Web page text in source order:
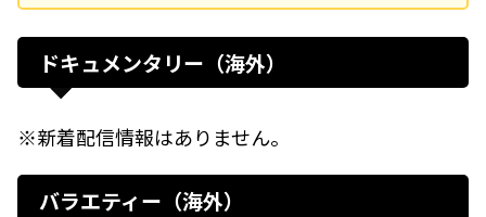
ドキュメンタリー（海外）
※新着配信情報はありません。
バラエティー（海外）